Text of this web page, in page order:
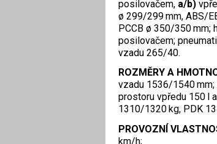
posilovačem, a/b)
ø 299/299 mm, ABS/
PCCB ø 350/350 mm;
posilovačem;
vzadu 265/40.
ROZMĚRY A
vzadu 1536/1540
prostoru vpředu 150 l
1310/1320 kg, PDK
PROVOZNÍ
km/h;